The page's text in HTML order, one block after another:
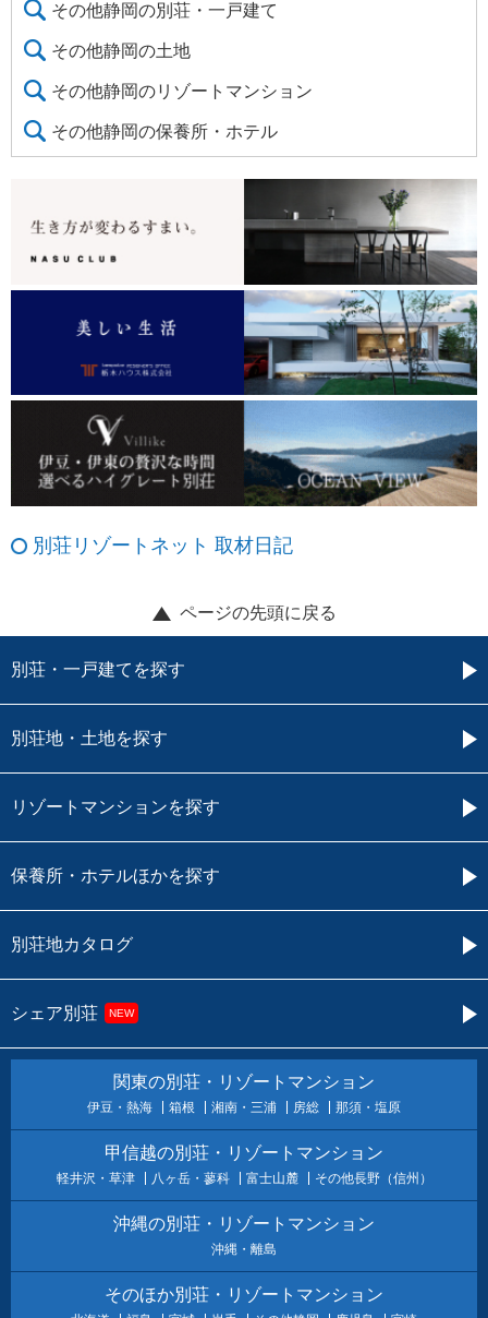
その他静岡の別荘・一戸建て
その他静岡の土地
その他静岡のリゾートマンション
その他静岡の保養所・ホテル
別荘リゾートネット 取材日記
ページの先頭に戻る
別荘・一戸建てを探す
別荘地・土地を探す
リゾートマンションを探す
保養所・ホテルほかを探す
別荘地カタログ
シェア別荘 NEW
関東の別荘・リゾートマンション
伊豆・熱海 箱根 湘南・三浦 房総 那須・塩原
甲信越の別荘・リゾートマンション
軽井沢・草津 八ヶ岳・蓼科 富士山麓 その他長野（信州）
沖縄の別荘・リゾートマンション
沖縄・離島
そのほか別荘・リゾートマンション